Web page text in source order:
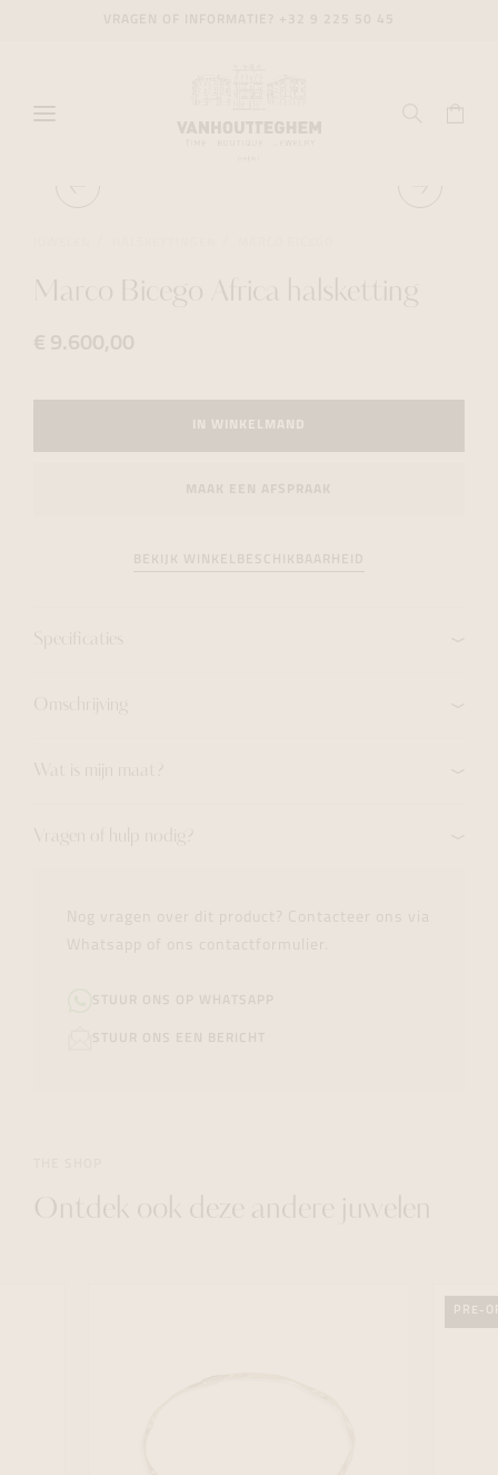
Marco Bicego Africa halsketting
€ 9.600,00
IN WINKELMAND
BEKIJK WINKELBESCHIKBAARHEID
Specificaties
Omschrijving
Wat is mijn maat?
Vragen of hulp nodig?
Ontdek ook deze andere juwelen
PRE-